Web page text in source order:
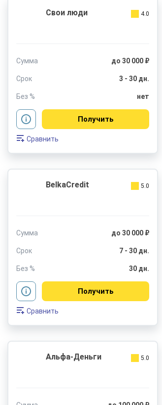
Свои люди 4.0
Сумма до 30 000 ₽
Срок 3 - 30 дн.
Без % нет
Получить
Сравнить
BelkaCredit 5.0
Сумма до 30 000 ₽
Срок 7 - 30 дн.
Без % 30 дн.
Получить
Сравнить
Альфа-Деньги 5.0